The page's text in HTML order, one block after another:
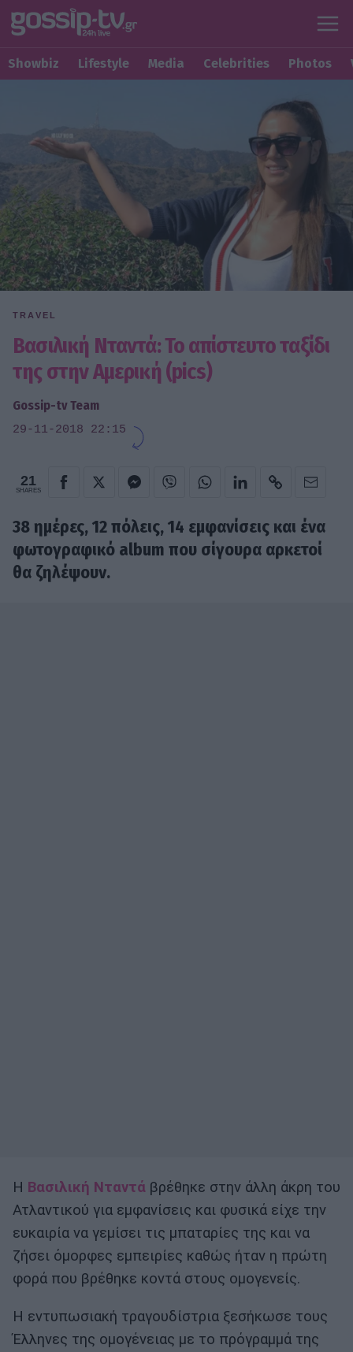
Showbiz Lifestyle Media Celebrities Photos
TRAVEL
Βασιλική Νταντά: Το απίστευτο ταξίδι
της στην Αμερική (pics)
Gossip-tv Team
29-11-2018 22:15
21
SHARES
38 ημέρες, 12 πόλεις, 14 εμφανίσεις και ένα
φωτογραφικό album που σίγουρα αρκετοί
θα ζηλέψουν.
Η Βασιλική Νταντά βρέθηκε στην άλλη άκρη του
Ατλαντικού για εμφανίσεις και φυσικά είχε την
ευκαιρία να γεμίσει τις μπαταρίες της και να
ζήσει όμορφες εμπειρίες καθώς ήταν η πρώτη
φορά που βρέθηκε κοντά στους ομογενείς.
Η εντυπωσιακή τραγουδίστρια ξεσήκωσε τους
Έλληνες της ομογένειας με το πρόγραμμά της